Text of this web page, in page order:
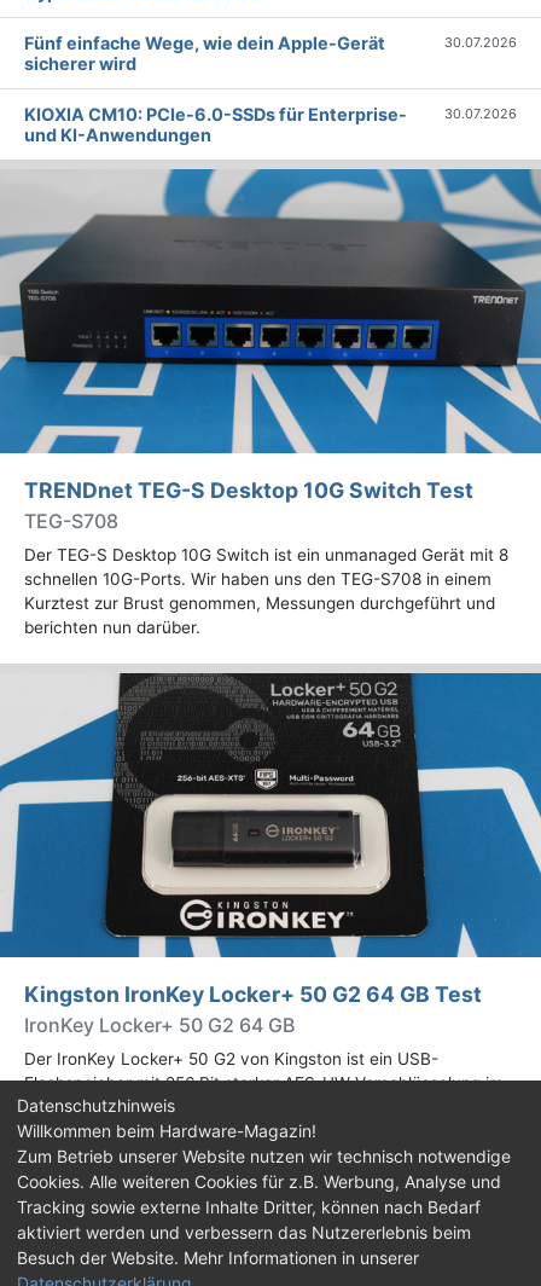
Fünf einfache Wege, wie dein Apple-Gerät
sicherer wird
30.07.2026
KIOXIA CM10: PCIe-6.0-SSDs für Enterprise-
und KI-Anwendungen
30.07.2026
TRENDnet TEG-S Desktop 10G Switch Test
TEG-S708
Der TEG-S Desktop 10G Switch ist ein unmanaged Gerät mit 8
schnellen 10G-Ports. Wir haben uns den TEG-S708 in einem
Kurztest zur Brust genommen, Messungen durchgeführt und
berichten nun darüber.
Kingston IronKey Locker+ 50 G2 64 GB Test
IronKey Locker+ 50 G2 64 GB
Der IronKey Locker+ 50 G2 von Kingston ist ein USB-
Flashspeicher mit 256 Bit starker AES-HW-Verschlüsselung im
XTS-Modus. Wir haben das 64-GB-Modell im Praxistest
genauer begutachtet.
Impressum| Kontakt |Jobs |Datenschutz |
Consent‑Einstellungen |Haftungsausschluss
Feed Facebook
Datenschutzhinweis
Willkommen beim Hardware-Magazin!
Zum Betrieb unserer Website nutzen wir technisch notwendige
Cookies. Alle weiteren Cookies für z.B. Werbung, Analyse und
Tracking sowie externe Inhalte Dritter, können nach Bedarf
aktiviert werden und verbessern das Nutzererlebnis beim
Besuch der Website. Mehr Informationen in unserer